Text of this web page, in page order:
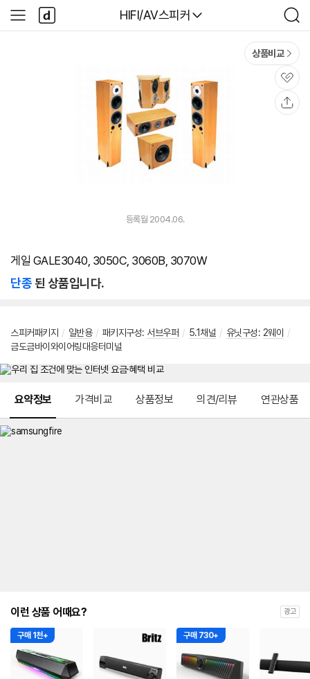
다나와
HIFI/AV스피커
검
색
사
이
다
나
와
상품비교
관
심
등록월 2004.06.
게일 GALE3040, 3050C, 3060B, 3070W
단종된 상품입니다.
스피커패키지 / 일반용 / 패키지구성: 서브우퍼 / 5.1채널 / 유닛구성: 2웨이
/
금도금바이와이어링대응터미널
요약정보 가격비교 상품정보 의견/리뷰 연관상품
이런 상품 어때요? 광고
구매 1천+ 구매 730+